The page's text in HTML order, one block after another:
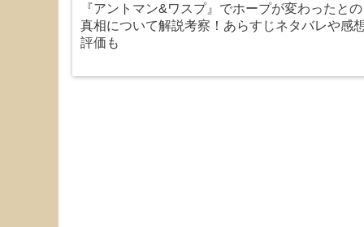
『アントマン&ワスプ』でホープが変わったとの
真相について解説考察！あらすじネタバレや感
評価も